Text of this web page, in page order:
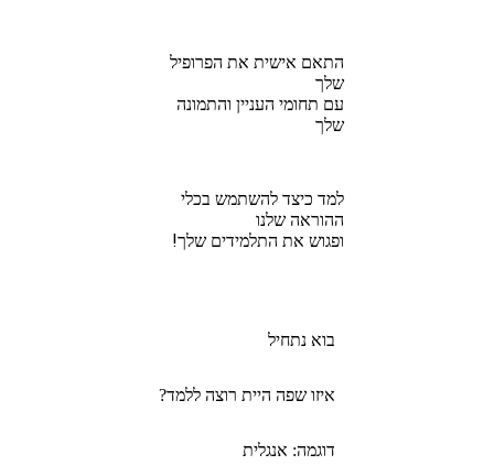
התאם אישית את הפרופיל
שלך
עם תחומי העניין והתמונה
שלך
למד כיצד להשתמש בכלי
ההוראה שלנו
ופגוש את התלמידים שלך!
בוא נתחיל
איזו שפה היית רוצה ללמד?
דוגמה: אנגלית